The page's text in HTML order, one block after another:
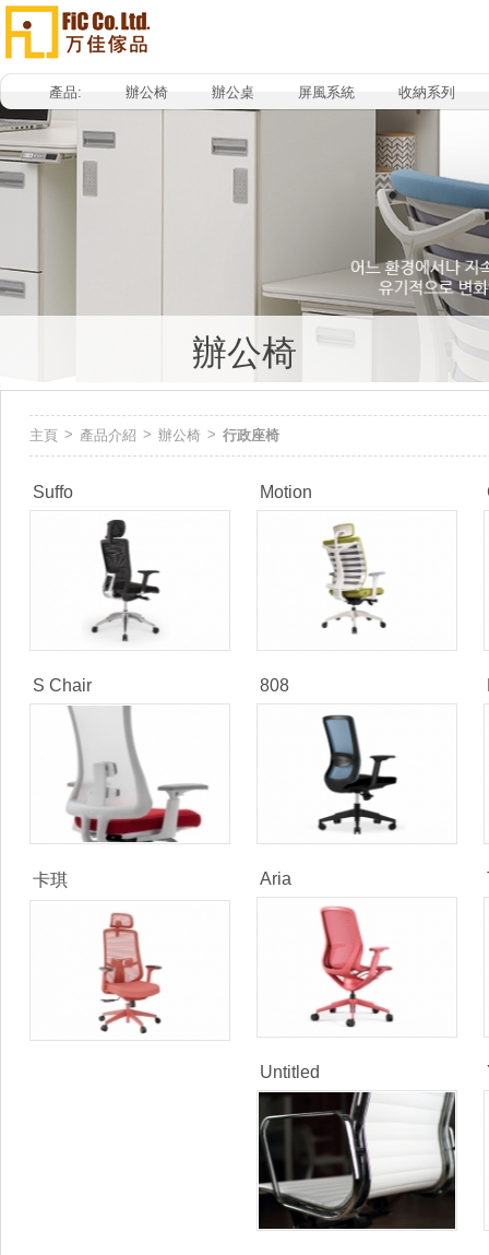
產品: 辦公椅 辦公桌 屏風系統 收納系列
辦公椅
主頁 > 產品介紹 > 辦公椅 > 行政座椅
Suffo Motion
S Chair 808
卡琪 Aria
Untitled